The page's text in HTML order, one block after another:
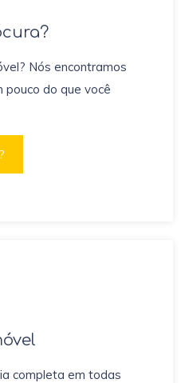
Nós encontramos
pouco do que você
completa em todas